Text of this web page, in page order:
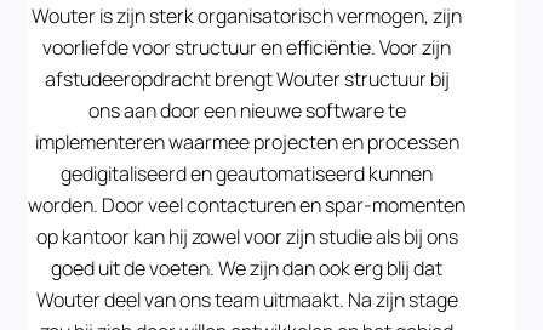
Wouter is zijn sterk organisatorisch vermogen, zijn
voorliefde voor structuur en efficiëntie. Voor zijn
afstudeeropdracht brengt Wouter structuur bij
ons aan door een nieuwe software te
implementeren waarmee projecten en processen
gedigitaliseerd en geautomatiseerd kunnen
worden. Door veel contacturen en spar-momenten
op kantoor kan hij zowel voor zijn studie als bij ons
goed uit de voeten. We zijn dan ook erg blij dat
Wouter deel van ons team uitmaakt. Na zijn stage